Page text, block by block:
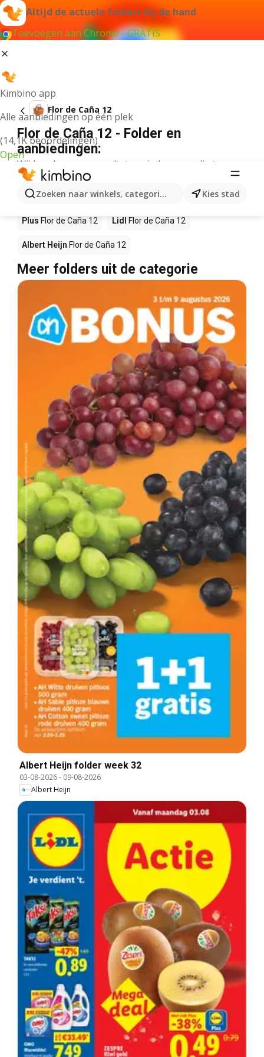
Altijd de actuele folders bij de hand
Toevoegen aan Chrome - GRATIS
Kimbino app
Alle aanbiedingen op één plek
(14,1K beoordelingen)
Open
Zoeken naar winkels, categorieën, producten...
Kies stad
Flor de Caña 12
Flor de Caña 12 - Folder en
aanbiedingen:
Wij konden geen resultaten vinden voor die term.
Flor de Caña 12 in actie – Waar te
koop?
Plus Flor de Caña 12 Lidl Flor de Caña 12
Albert Heijn Flor de Caña 12
Meer folders uit de categorie
Albert Heijn folder week 32
03-08-2026- 09-08-2026
Albert Heijn